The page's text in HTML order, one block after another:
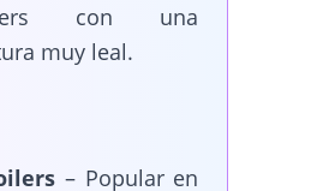
con una
muy leal.
– Popular en